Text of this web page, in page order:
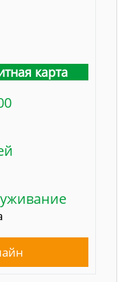
карта